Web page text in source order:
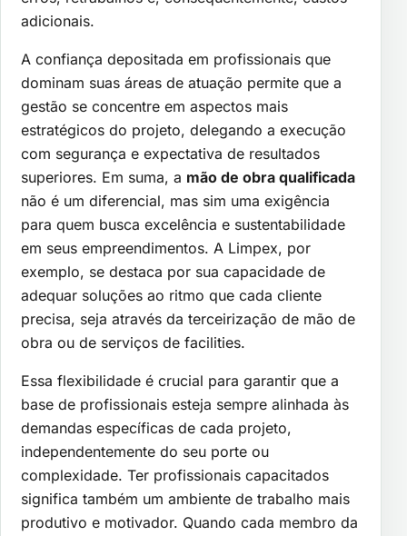
adicionais.
A confiança depositada em profissionais que
dominam suas áreas de atuação permite que a
gestão se concentre em aspectos mais
estratégicos do projeto, delegando a execução
com segurança e expectativa de resultados
superiores. Em suma, a mão de obra qualificada
não é um diferencial, mas sim uma exigência
para quem busca excelência e sustentabilidade
em seus empreendimentos. A Limpex, por
exemplo, se destaca por sua capacidade de
adequar soluções ao ritmo que cada cliente
precisa, seja através da terceirização de mão de
obra ou de serviços de facilities.
Essa flexibilidade é crucial para garantir que a
base de profissionais esteja sempre alinhada às
demandas específicas de cada projeto,
independentemente do seu porte ou
complexidade. Ter profissionais capacitados
significa também um ambiente de trabalho mais
produtivo e motivador. Quando cada membro da